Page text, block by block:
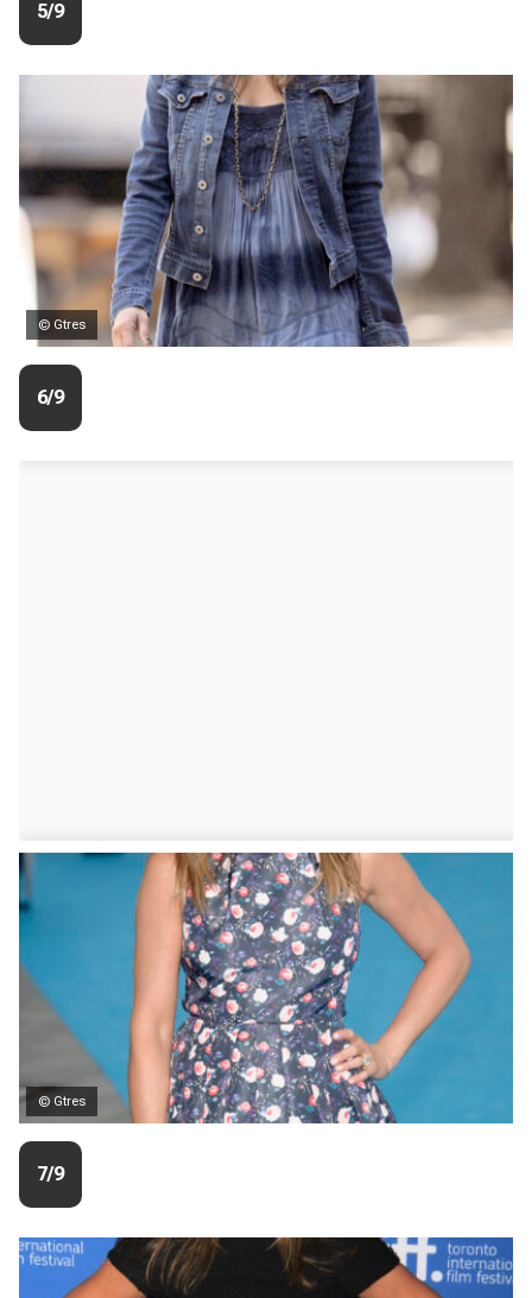
5/9
© Gtres
6/9
© Gtres
7/9